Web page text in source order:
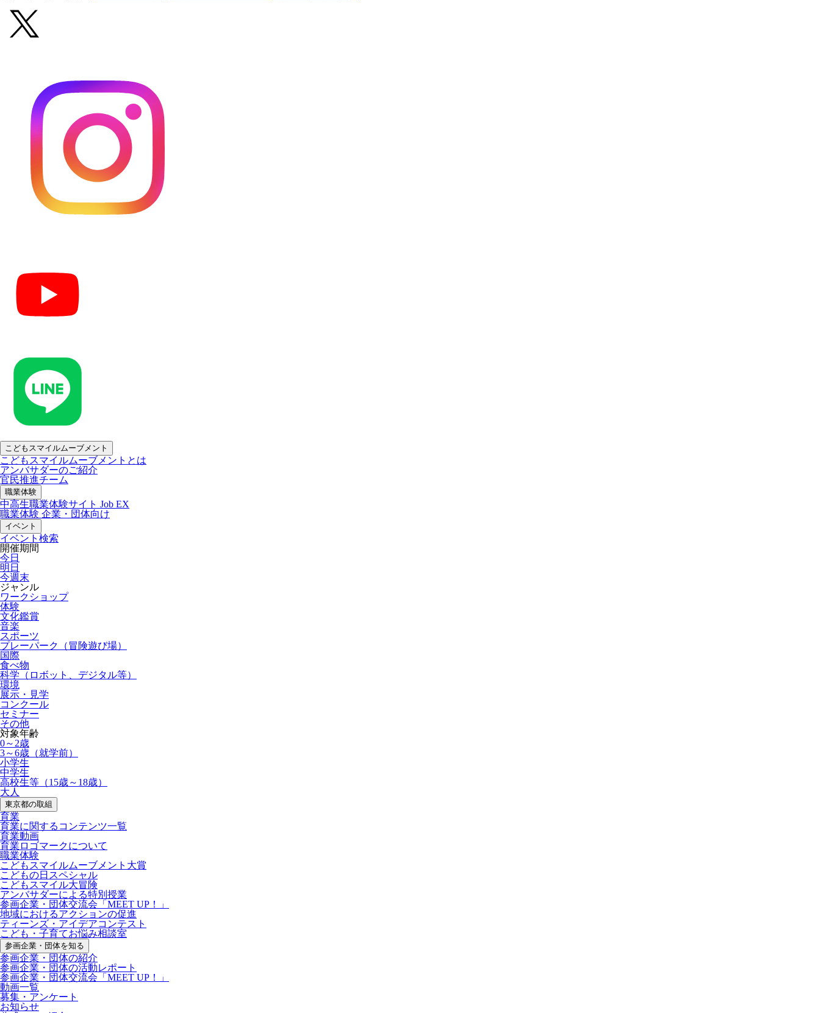
こどもスマイルムーブメント
こどもスマイルムーブメントとは
アンバサダーのご紹介
官民推進チーム
職業体験
中高生職業体験サイト Job EX
職業体験 企業・団体向け
イベント
イベント検索
開催期間
今日
明日
今週末
ジャンル
ワークショップ
体験
文化鑑賞
音楽
スポーツ
プレーパーク（冒険遊び場）
国際
食べ物
科学（ロボット、デジタル等）
環境
展示・見学
コンクール
セミナー
その他
対象年齢
0～2歳
3～6歳（就学前）
小学生
中学生
高校生等（15歳～18歳）
大人
東京都の取組
育業
育業に関するコンテンツ一覧
育業動画
育業ロゴマークについて
職業体験
こどもスマイルムーブメント大賞
こどもの日スペシャル
こどもスマイル大冒険
アンバサダーによる特別授業
参画企業・団体交流会「MEET UP！」
地域におけるアクションの促進
ティーンズ・アイデアコンテスト
こども・子育てお悩み相談室
参画企業・団体を知る
参画企業・団体の紹介
参画企業・団体の活動レポート
参画企業・団体交流会「MEET UP！」
動画一覧
募集・アンケート
お知らせ